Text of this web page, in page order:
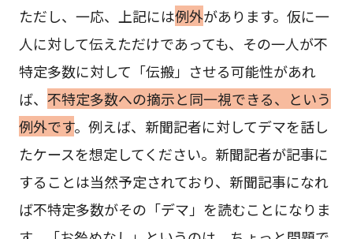
ただし、一応、上記には例外があります。仮に一
人に対して伝えただけであっても、その一人が不
特定多数に対して「伝搬」させる可能性があれ
ば、 不特定多数への摘示と同一視できる、という
例外です。例えば、新聞記者に対してデマを話し
たケースを想定してください。新聞記者が記事に
することは当然予定されており、新聞記事になれ
ば不特定多数がその「デマ」を読むことになりま